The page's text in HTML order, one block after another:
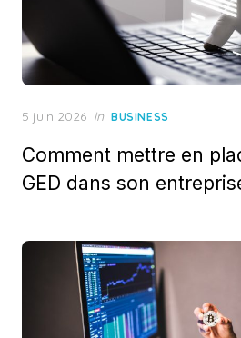
Posted
5 juin 2026 in BUSINESS
Comment mettre en
GED dans son